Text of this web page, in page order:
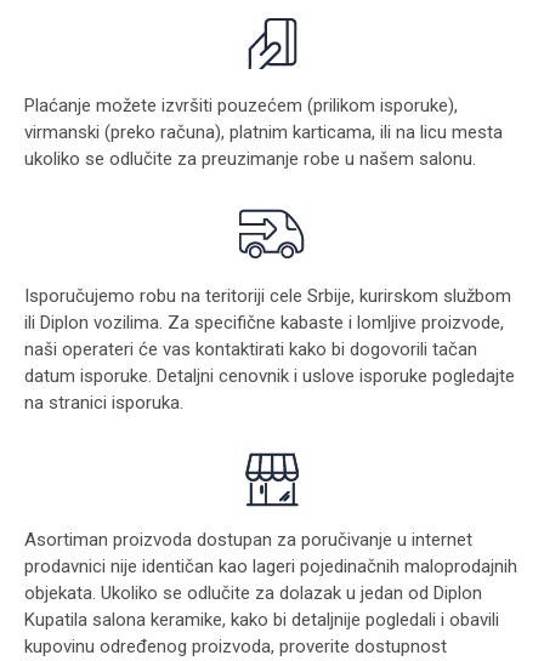
Plaćanje možete izvršiti pouzećem (prilikom isporuke),
virmanski (preko računa), platnim karticama, ili na licu mesta
ukoliko se odlučite za preuzimanje robe u našem salonu.
Isporučujemo robu na teritoriji cele Srbije, kurirskom službom
ili Diplon vozilima. Za specifične kabaste i lomljive proizvode,
naši operateri će vas kontaktirati kako bi dogovorili tačan
datum isporuke. Detaljni cenovnik i uslove isporuke pogledajte
na stranici isporuka.
Asortiman proizvoda dostupan za poručivanje u internet
prodavnici nije identičan kao lageri pojedinačnih maloprodajnih
objekata. Ukoliko se odlučite za dolazak u jedan od Diplon
Kupatila salona keramike, kako bi detaljnije pogledali i obavili
kupovinu određenog proizvoda, proverite dostupnost